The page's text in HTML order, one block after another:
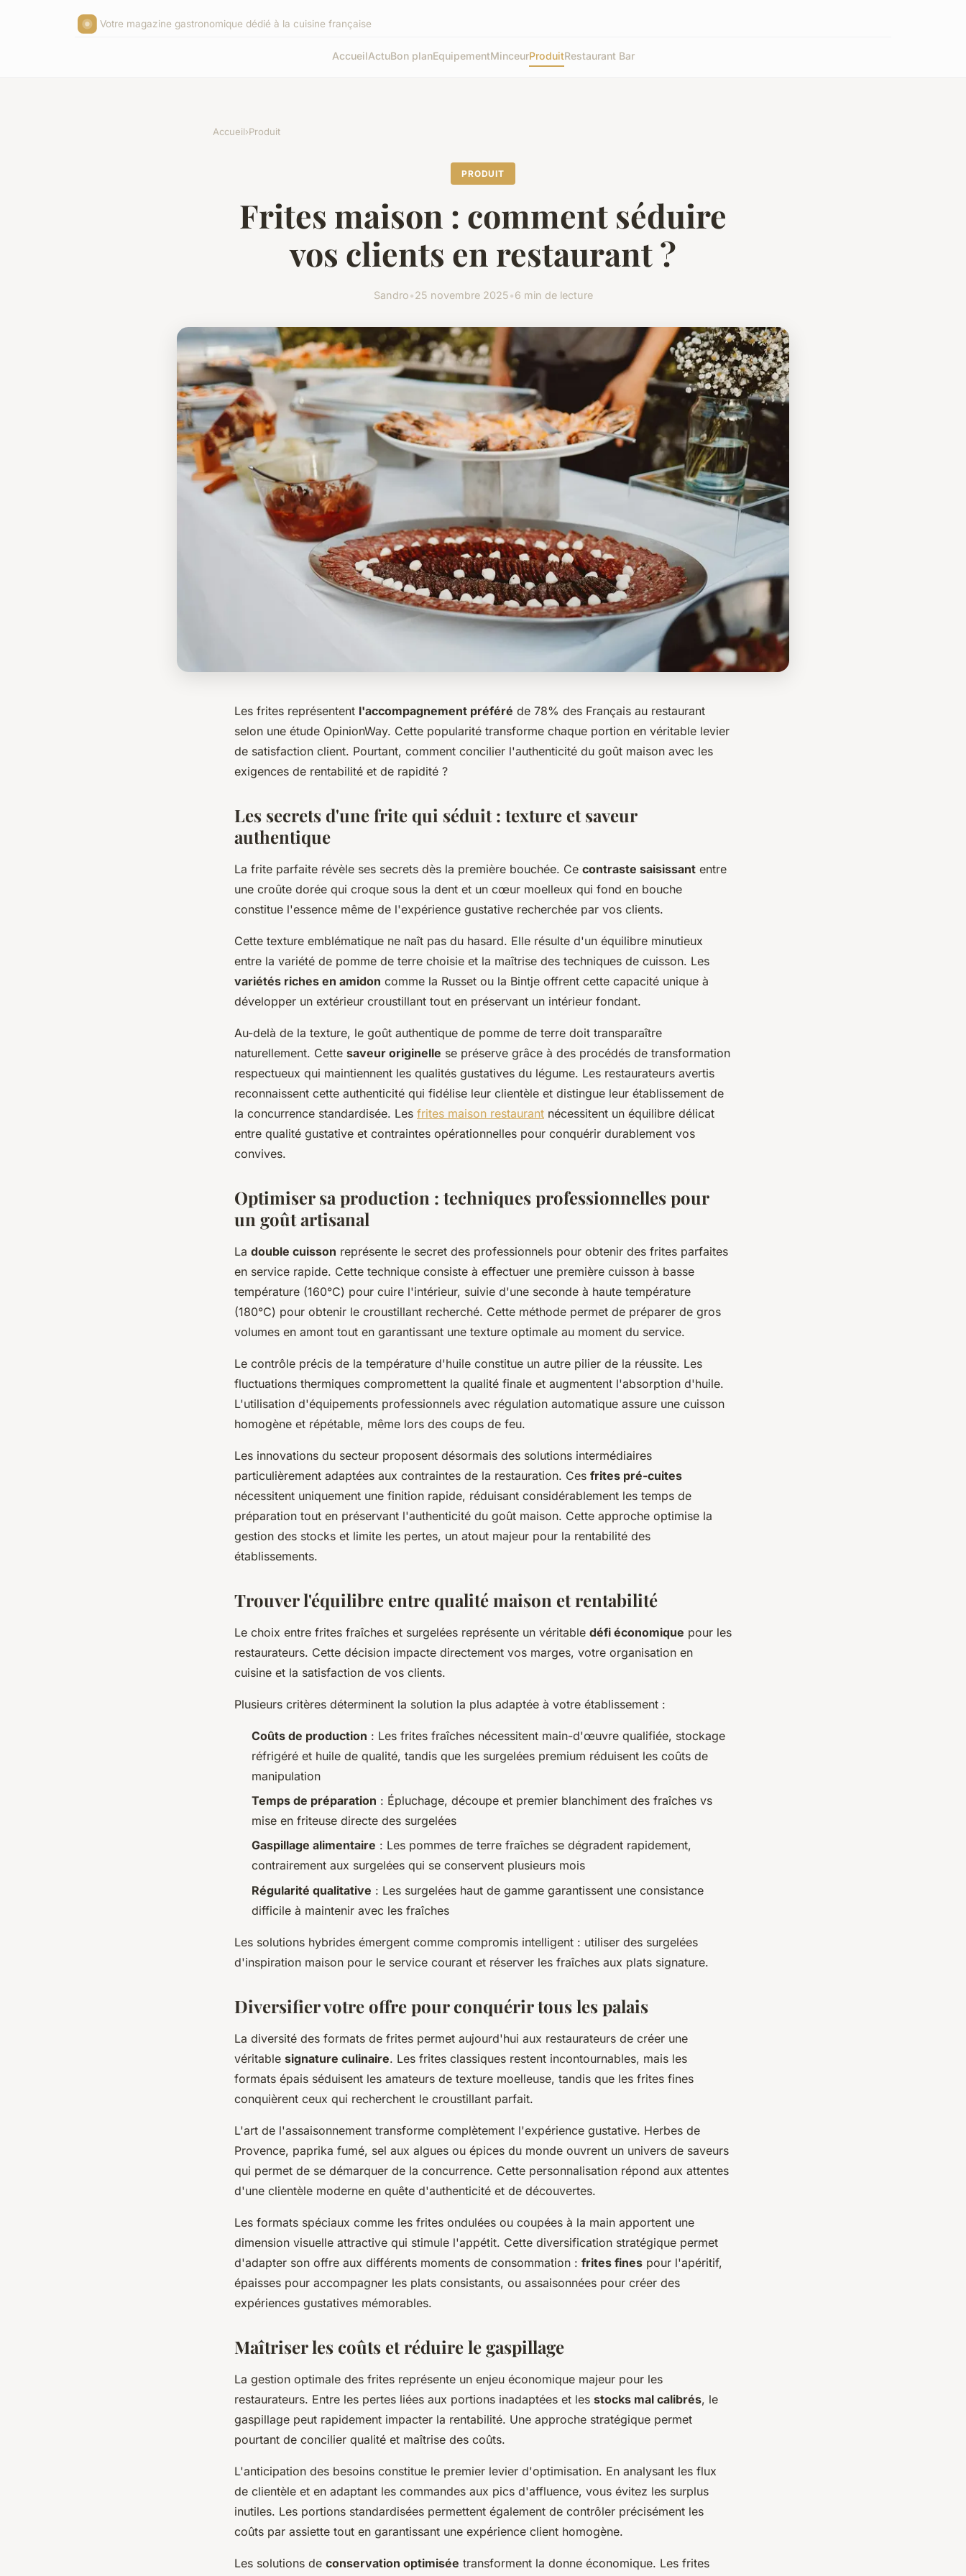
Votre magazine gastronomique dédié à la cuisine française
AccueilActuBon planEquipementMinceurProduitRestaurant Bar
Accueil›Produit
PRODUIT
Frites maison : comment séduire
vos clients en restaurant ?
Sandro•25 novembre 2025•6 min de lecture
Les frites représentent l'accompagnement préféré de 78% des Français au restaurant
selon une étude OpinionWay. Cette popularité transforme chaque portion en véritable levier
de satisfaction client. Pourtant, comment concilier l'authenticité du goût maison avec les
exigences de rentabilité et de rapidité ?
Les secrets d'une frite qui séduit : texture et saveur
authentique
La frite parfaite révèle ses secrets dès la première bouchée. Ce contraste saisissant entre
une croûte dorée qui croque sous la dent et un cœur moelleux qui fond en bouche
constitue l'essence même de l'expérience gustative recherchée par vos clients.
Cette texture emblématique ne naît pas du hasard. Elle résulte d'un équilibre minutieux
entre la variété de pomme de terre choisie et la maîtrise des techniques de cuisson. Les
variétés riches en amidon comme la Russet ou la Bintje offrent cette capacité unique à
développer un extérieur croustillant tout en préservant un intérieur fondant.
Au-delà de la texture, le goût authentique de pomme de terre doit transparaître
naturellement. Cette saveur originelle se préserve grâce à des procédés de transformation
respectueux qui maintiennent les qualités gustatives du légume. Les restaurateurs avertis
reconnaissent cette authenticité qui fidélise leur clientèle et distingue leur établissement de
la concurrence standardisée. Les frites maison restaurant nécessitent un équilibre délicat
entre qualité gustative et contraintes opérationnelles pour conquérir durablement vos
convives.
Optimiser sa production : techniques professionnelles pour
un goût artisanal
La double cuisson représente le secret des professionnels pour obtenir des frites parfaites
en service rapide. Cette technique consiste à effectuer une première cuisson à basse
température (160°C) pour cuire l'intérieur, suivie d'une seconde à haute température
(180°C) pour obtenir le croustillant recherché. Cette méthode permet de préparer de gros
volumes en amont tout en garantissant une texture optimale au moment du service.
Le contrôle précis de la température d'huile constitue un autre pilier de la réussite. Les
fluctuations thermiques compromettent la qualité finale et augmentent l'absorption d'huile.
L'utilisation d'équipements professionnels avec régulation automatique assure une cuisson
homogène et répétable, même lors des coups de feu.
Les innovations du secteur proposent désormais des solutions intermédiaires
particulièrement adaptées aux contraintes de la restauration. Ces frites pré-cuites
nécessitent uniquement une finition rapide, réduisant considérablement les temps de
préparation tout en préservant l'authenticité du goût maison. Cette approche optimise la
gestion des stocks et limite les pertes, un atout majeur pour la rentabilité des
établissements.
Trouver l'équilibre entre qualité maison et rentabilité
Le choix entre frites fraîches et surgelées représente un véritable défi économique pour les
restaurateurs. Cette décision impacte directement vos marges, votre organisation en
cuisine et la satisfaction de vos clients.
Plusieurs critères déterminent la solution la plus adaptée à votre établissement :
Coûts de production : Les frites fraîches nécessitent main-d'œuvre qualifiée, stockage
réfrigéré et huile de qualité, tandis que les surgelées premium réduisent les coûts de
manipulation
Temps de préparation : Épluchage, découpe et premier blanchiment des fraîches vs
mise en friteuse directe des surgelées
Gaspillage alimentaire : Les pommes de terre fraîches se dégradent rapidement,
contrairement aux surgelées qui se conservent plusieurs mois
Régularité qualitative : Les surgelées haut de gamme garantissent une consistance
difficile à maintenir avec les fraîches
Les solutions hybrides émergent comme compromis intelligent : utiliser des surgelées
d'inspiration maison pour le service courant et réserver les fraîches aux plats signature.
Diversifier votre offre pour conquérir tous les palais
La diversité des formats de frites permet aujourd'hui aux restaurateurs de créer une
véritable signature culinaire. Les frites classiques restent incontournables, mais les
formats épais séduisent les amateurs de texture moelleuse, tandis que les frites fines
conquièrent ceux qui recherchent le croustillant parfait.
L'art de l'assaisonnement transforme complètement l'expérience gustative. Herbes de
Provence, paprika fumé, sel aux algues ou épices du monde ouvrent un univers de saveurs
qui permet de se démarquer de la concurrence. Cette personnalisation répond aux attentes
d'une clientèle moderne en quête d'authenticité et de découvertes.
Les formats spéciaux comme les frites ondulées ou coupées à la main apportent une
dimension visuelle attractive qui stimule l'appétit. Cette diversification stratégique permet
d'adapter son offre aux différents moments de consommation : frites fines pour l'apéritif,
épaisses pour accompagner les plats consistants, ou assaisonnées pour créer des
expériences gustatives mémorables.
Maîtriser les coûts et réduire le gaspillage
La gestion optimale des frites représente un enjeu économique majeur pour les
restaurateurs. Entre les pertes liées aux portions inadaptées et les stocks mal calibrés, le
gaspillage peut rapidement impacter la rentabilité. Une approche stratégique permet
pourtant de concilier qualité et maîtrise des coûts.
L'anticipation des besoins constitue le premier levier d'optimisation. En analysant les flux
de clientèle et en adaptant les commandes aux pics d'affluence, vous évitez les surplus
inutiles. Les portions standardisées permettent également de contrôler précisément les
coûts par assiette tout en garantissant une expérience client homogène.
Les solutions de conservation optimisée transforment la donne économique. Les frites